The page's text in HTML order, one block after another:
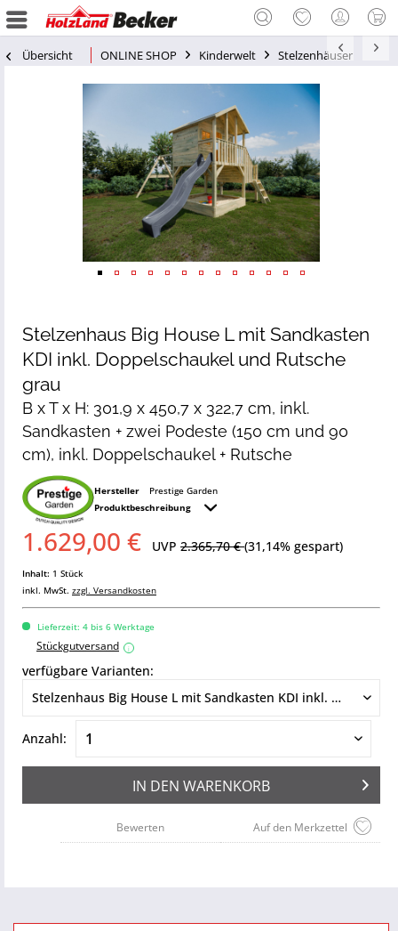
Übersicht ONLINE SHOP Kinderwelt Stelzenhäuser
Stelzenhaus Big House L mit Sandkasten
KDI inkl. Doppelschaukel und Rutsche
grau
B x T x H: 301,9 x 450,7 x 322,7 cm, inkl.
Sandkasten + zwei Podeste (150 cm und 90
cm), inkl. Doppelschaukel + Rutsche
Hersteller
Prestige Garden
Produktbeschreibung
1.629,00 € UVP 2.365,70 €(31,14% gespart)
Inhalt: 1 Stück
inkl. MwSt. zzgl. Versandkosten
Lieferzeit: 4 bis 6 Werktage
Stückgutversand i
verfügbare Varianten:
Anzahl:
IN DEN WARENKORB
Auf den Merkzettel
Bewerten